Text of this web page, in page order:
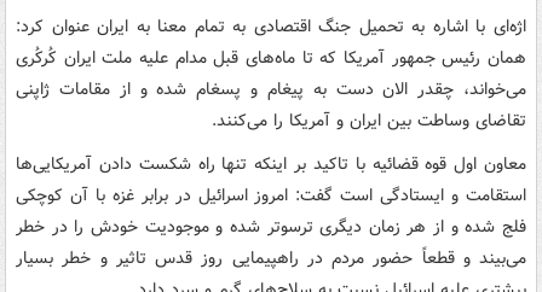
اژه‌ای با اشاره به تحمیل جنگ اقتصادی به تمام معنا به ایران عنوان کرد:
همان رئیس جمهور آمریکا که تا ماه‌های قبل مدام علیه ملت ایران کُرکُری
می‌خواند، چقدر الان دست به پیغام و پسغام شده و از مقامات ژاپنی
تقاضای وساطت بین ایران و آمریکا را می‌کنند.
معاون اول قوه قضائیه با تاکید بر اینکه تنها راه شکست دادن آمریکایی‌ها
استقامت و ایستادگی است گفت: امروز اسرائیل در برابر غزه با آن کوچکی
فلج شده و از هر زمان دیگری ترسوتر شده و موجودیت خودش را در خطر
می‌بیند و قطعاً حضور مردم در راهپیمایی روز قدس تاثیر و خطر بسیار